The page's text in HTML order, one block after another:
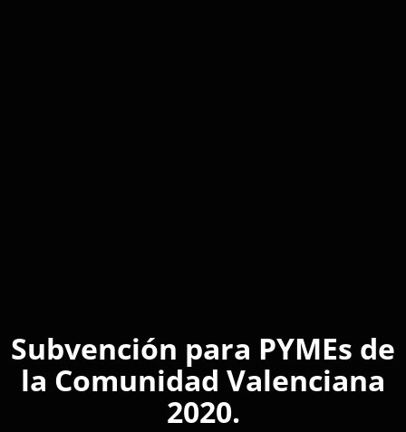
Subvención para PYMEs de
la Comunidad Valenciana
2020.